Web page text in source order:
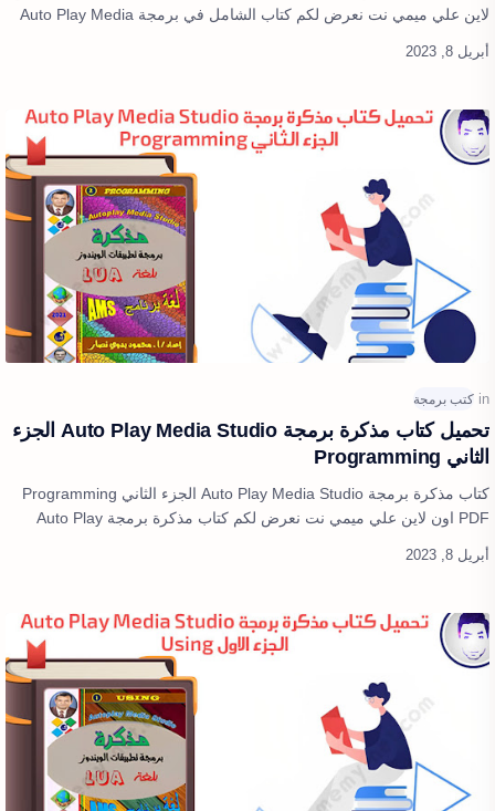
لاين علي ميمي نت نعرض لكم كتاب الشامل في برمجة Auto Play Media
تحميل كتاب مذكرة برمجة Auto Play Media Studio الجزء
الثاني Programming
كتاب مذكرة برمجة Auto Play Media Studio الجزء الثاني Programming
PDF اون لاين علي ميمي نت نعرض لكم كتاب مذكرة برمجة Auto Play